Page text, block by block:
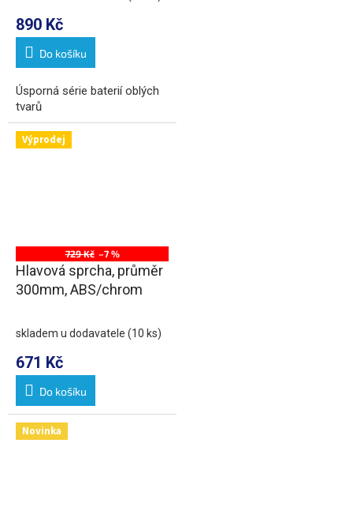
890 Kč
Do košíku
Úsporná série baterií oblých
tvarů
Výprodej
729 Kč –7 %
Hlavová sprcha, průměr
300mm, ABS/chrom
skladem u dodavatele (10 ks)
671 Kč
Do košíku
Novinka